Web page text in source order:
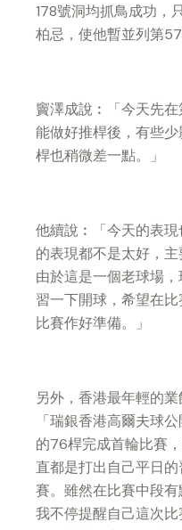
178號洞均抓鳥成功，
柏忌，使他暫並列第57
竇澤成說︰「今天先
能做好推桿後，有些
桿也稍微差一點。」
他續說︰「今天的表
的表現都不是太好，主
由於這是一個老球場
習一下開球，希望在
比賽作好準備。」
另外，香港最年輕的
「瑞銀香港高爾夫球
的76桿完成首輪比賽
直都是打出自己平日
賽。雖然在比賽中段
我不停提醒自己這次